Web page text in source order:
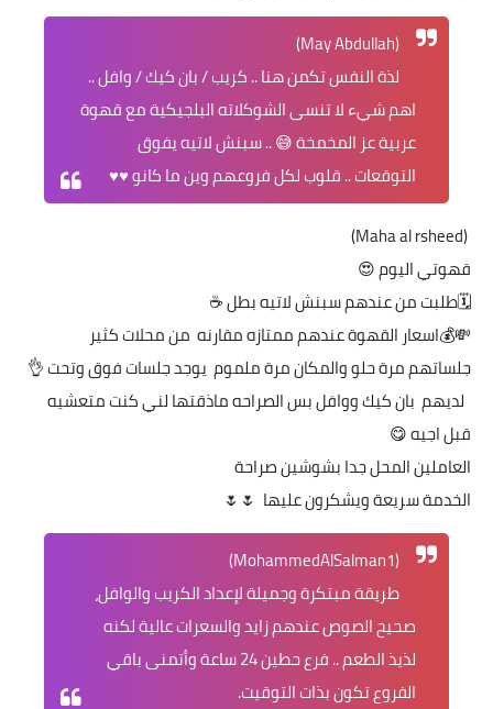
(May Abdullah)
لذة النفس تكمن هنا .. كريب / بان كيك / وافل ..
اهم شيء لا تنسى الشوكلاته البلجيكية مع قهوة
عربية عز المخمخة 😅 .. سبنش لاتيه يفوق
التوقعات .. قلوب لكل فروعهم وين ما كانو ♥️♥️
(Maha al rsheed)
قهوتي اليوم 😍
‏🗓طلبت من عندهم سبنش لاتيه بطل ☕
‏💸💰اسعار القهوة عندهم ممتازه مقارنه من محلات كثير
‏جلساتهم مرة حلو والمكان مرة ملموم يوجد جلسات فوق وتحت 👌
‏ لديهم بان كيك ووافل بس الصراحه ماذقتها لني كنت متعشيه
قبل اجيه 😋
‏العاملين المحل جدا بشوشين صراحة
الخدمة سريعة ويشكرون عليها 🌷🌷
(MohammedAlSalman1)
طريقة مبتكرة وجميلة لإعداد الكريب والوافل،
صحيح الصوص عندهم زايد والسعرات عالية لكنه
لذيذ الطعم .. فرع حطين 24 ساعة وأتمنى باقي
الفروع تكون بذات التوقيت.